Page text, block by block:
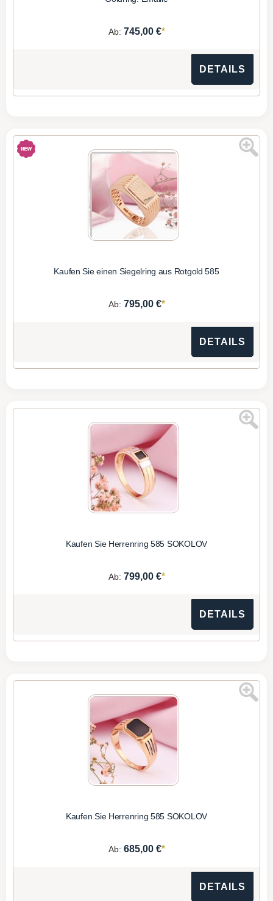
Ab: 745,00 €*
DETAILS
Kaufen Sie einen Siegelring aus Rotgold 585
Ab: 795,00 €*
DETAILS
Kaufen Sie Herrenring 585 SOKOLOV
Ab: 799,00 €*
DETAILS
Kaufen Sie Herrenring 585 SOKOLOV
Ab: 685,00 €*
DETAILS